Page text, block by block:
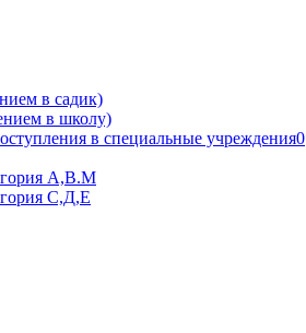
в садик)
в школу)
в специальные учреждения0
А,В.М
С,Д,Е